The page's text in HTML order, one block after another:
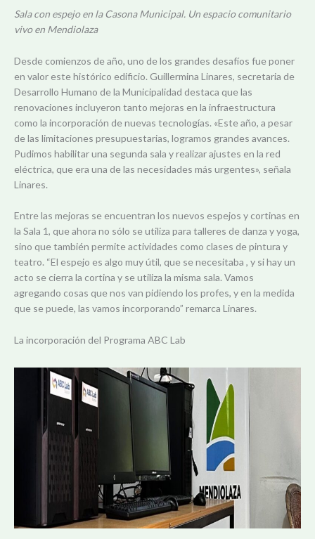
Sala con espejo en la Casona Municipal. Un espacio comunitario
vivo en Mendiolaza
Desde comienzos de año, uno de los grandes desafíos fue poner
en valor este histórico edificio. Guillermina Linares, secretaria de
Desarrollo Humano de la Municipalidad destaca que las
renovaciones incluyeron tanto mejoras en la infraestructura
como la incorporación de nuevas tecnologías. «Este año, a pesar
de las limitaciones presupuestarias, logramos grandes avances.
Pudimos habilitar una segunda sala y realizar ajustes en la red
eléctrica, que era una de las necesidades más urgentes», señala
Linares.
Entre las mejoras se encuentran los nuevos espejos y cortinas en
la Sala 1, que ahora no sólo se utiliza para talleres de danza y yoga,
sino que también permite actividades como clases de pintura y
teatro. “El espejo es algo muy útil, que se necesitaba , y si hay un
acto se cierra la cortina y se utiliza la misma sala. Vamos
agregando cosas que nos van pidiendo los profes, y en la medida
que se puede, las vamos incorporando” remarca Linares.
La incorporación del Programa ABC Lab